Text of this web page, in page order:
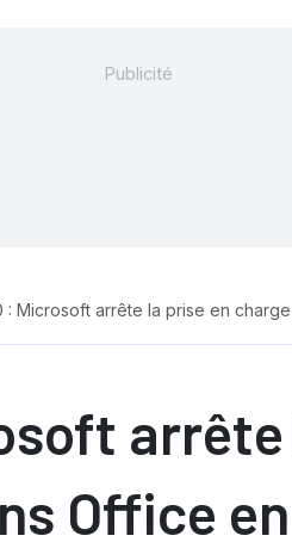
: Microsoft arrête la prise en
Office